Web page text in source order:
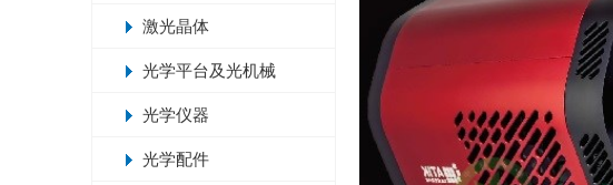
激光晶体
光学平台及光机械
光学仪器
光学配件